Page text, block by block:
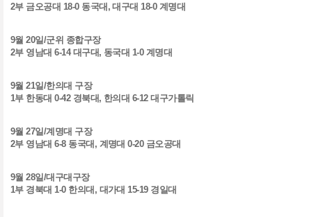
2부 금오공대 18-0 동국대 ,대구대18-0 계명대
9월20일/군위 종합구장
2부 영남대6-14대구대 , 동국대 1-0 계명대
9월21일/한의대 구장
1부 한동대0-42 경북대 , 한의대 6-12대구가톨릭
9월27일/계명대 구장
2부 영남대6-8 동국대 , 계명대0-20 금오공대
9월28일/대구대구장
1부 경북대1-0 한의대 , 대가대15-19 경일대